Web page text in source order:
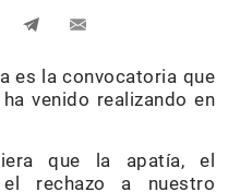
es la convocatoria que
venido realizando en
que la apatía, el
rechazo a nuestro